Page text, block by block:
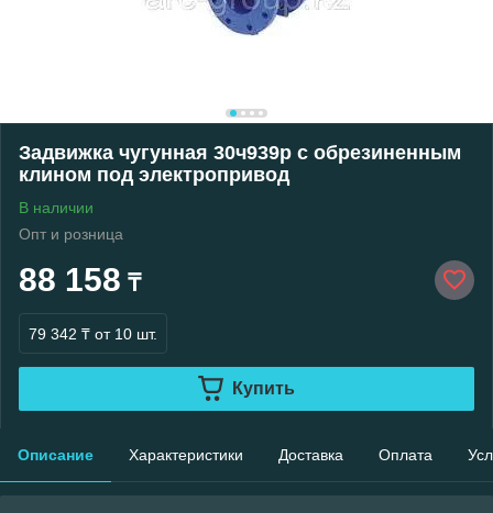
Задвижка чугунная 30ч939р с обрезиненным
клином под электропривод
В наличии
Опт и розница
88 158 ₸
79 342 ₸ от 10 шт.
Купить
Описание Характеристики Доставка Оплата